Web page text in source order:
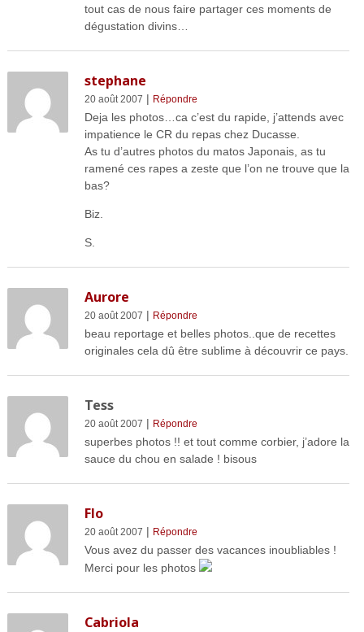
tout cas de nous faire partager ces moments de
dégustation divins…
stephane
20 août 2007 | Répondre
Deja les photos…ca c’est du rapide, j’attends avec
impatience le CR du repas chez Ducasse.
As tu d’autres photos du matos Japonais, as tu
ramené ces rapes a zeste que l’on ne trouve que la
bas?
Biz.
S.
Aurore
20 août 2007 | Répondre
beau reportage et belles photos..que de recettes
originales cela dû être sublime à découvrir ce pays.
Tess
20 août 2007 | Répondre
superbes photos !! et tout comme corbier, j’adore la
sauce du chou en salade ! bisous
Flo
20 août 2007 | Répondre
Vous avez du passer des vacances inoubliables !
Merci pour les photos
Cabriola